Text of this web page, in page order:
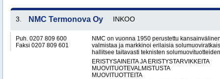
3. NMC Termonova Oy INKOO
Puh. 0207 809 600
Faksi 0207 809 601
NMC on vuonna 1950 perustettu
valmistaa ja markkinoi erilaisia
hallitsee taitavasti teknisten
ERISTYSAINEITA JA ERISTYSTARVIKKEITA
MUOVITUOTEVALMISTUSTA
MUOVITUOTTEITA